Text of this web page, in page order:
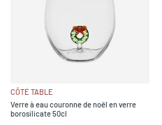
CÔTÉ TABLE
Verre à eau couronne de noël en verre
borosilicate 50cl